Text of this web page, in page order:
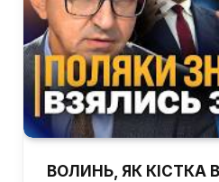
ВОЛИНЬ, ЯК КІСТКА